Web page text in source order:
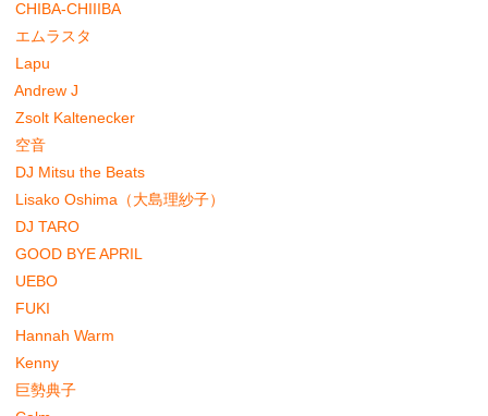
CHIBA-CHIIIBA
エムラスタ
Lapu
Andrew J
Zsolt Kaltenecker
空音
DJ Mitsu the Beats
Lisako Oshima（大島理紗子）
DJ TARO
GOOD BYE APRIL
UEBO
FUKI
Hannah Warm
Kenny
巨勢典子